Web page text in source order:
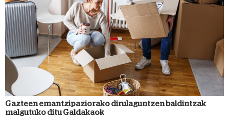
Gazteen emantzipaziorako dirulaguntzen baldintzak
malgutuko ditu Galdakaok